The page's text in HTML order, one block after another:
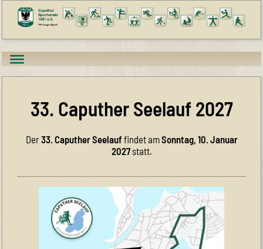
33. Caputher Seelauf 2027
Der33. Caputher Seelauf findet amSonntag, 10. Januar
2027statt.